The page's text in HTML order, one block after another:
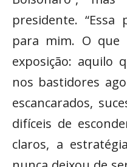
presidente.
para mim. O
exposição: aquilo
nos bastidores
escancarados,
difíceis de
claros, a